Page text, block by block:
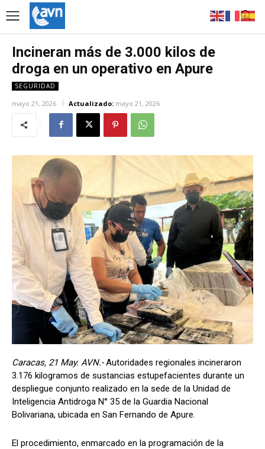
Incineran más de 3.000 kilos de
droga en un operativo en Apure
SEGURIDAD
mayo 21, 2026 Actualizado: mayo 21, 2026
Caracas, 21 May. AVN.-Autoridades regionales incineraron
3.176 kilogramos de sustancias estupefacientes durante un
despliegue conjunto realizado en la sede de la Unidad de
Inteligencia Antidroga N° 35 de la Guardia Nacional
Bolivariana, ubicada en San Fernando de Apure.
El procedimiento, enmarcado en la programación de la